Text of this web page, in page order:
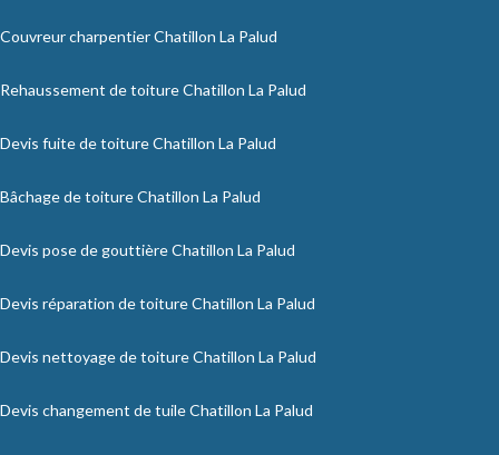
Couvreur charpentier Chatillon La Palud
Rehaussement de toiture Chatillon La Palud
Devis fuite de toiture Chatillon La Palud
Bâchage de toiture Chatillon La Palud
Devis pose de gouttière Chatillon La Palud
Devis réparation de toiture Chatillon La Palud
Devis nettoyage de toiture Chatillon La Palud
Devis changement de tuile Chatillon La Palud